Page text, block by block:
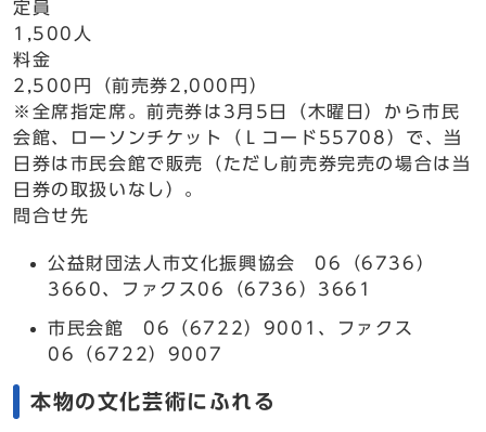
定員
1,500人
料金
2,500円（前売券2,000円）
※全席指定席。前売券は3月5日（木曜日）から市民
会館、ローソンチケット（Ｌコード55708）で、当
日券は市民会館で販売（ただし前売券完売の場合は当
日券の取扱いなし）。
問合せ先
公益財団法人市文化振興協会 06（6736）
3660、ファクス06（6736）3661
市民会館 06（6722）9001、ファクス
06（6722）9007
本物の文化芸術にふれる